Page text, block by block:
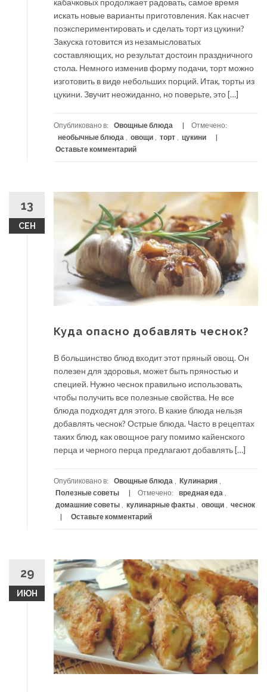
искать новые варианты приготовления. Как насчет
поэкспериментировать и сделать торт из цукини?
Закуска готовится из незамысловатых
составляющих, но результат достоин праздничного
стола. Немного изменив форму подачи, торт можно
изготовить в виде небольших порций. Итак, торты из
цукини. Звучит неожиданно, но поверьте, это […]
Опубликовано в: Овощные блюда
Отмечено:
необычные блюда
овощи торт
цукини
Оставьте комментарий
13
СЕН
Куда опасно добавлять чеснок?
В большинство блюд входит этот пряный овощ. Он
полезен для здоровья, может быть пряностью и
специей. Нужно чеснок правильно использовать,
чтобы получить все полезные свойства. Не все
блюда подходят для этого. В какие блюда нельзя
добавлять чеснок? Острые блюда. Часто в рецептах
таких блюд, как овощное рагу помимо кайенского
перца и черного перца предлагают добавлять […]
Опубликовано в: Овощные блюда , Кулинария ,
Полезные советы
Отмечено: вредная еда ,
домашние советы , кулинарные факты , овощи , чеснок
Оставьте комментарий
29
ИЮН